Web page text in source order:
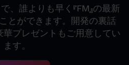
、誰よりも早く『FM』の最新
とができます。開発の裏話
プレゼントもご用意してい
ます。